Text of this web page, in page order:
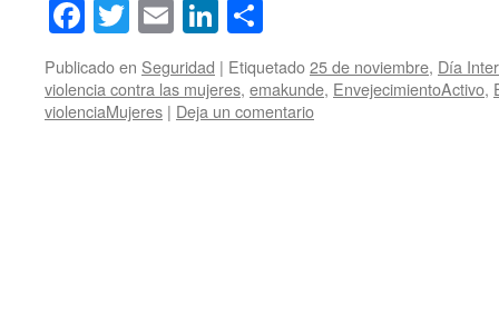
Facebook
Twitter
EmailLinkedIn
Publicado en Seguridad | Etiquetado25 de noviembre, Día
violencia contra las mujeres, emakunde, EnvejecimientoActivo,
violenciaMujeres | Deja un comentario